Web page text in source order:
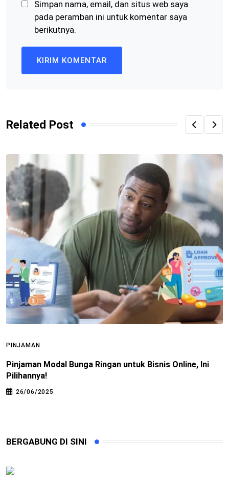
Simpan nama, email, dan situs web saya
pada peramban ini untuk komentar saya
berikutnya.
Related Post
PINJAMAN
Pinjaman Modal Bunga Ringan untuk Bisnis Online, Ini
Pilihannya!
26/06/2025
BERGABUNG DI SINI